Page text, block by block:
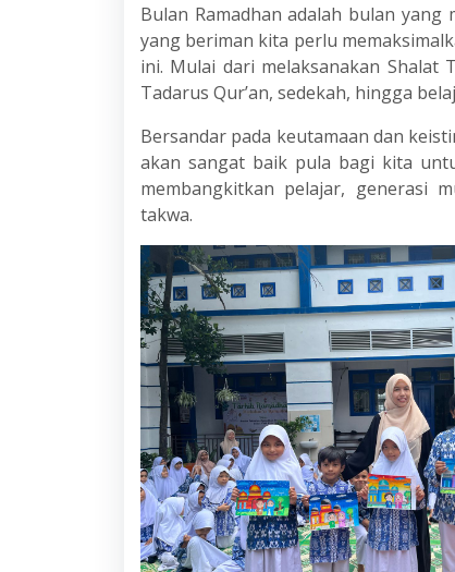
Bulan Ramadhan adalah bulan
yang beriman kita perlu
ini. Mulai dari melaksanakan Shalat
Tadarus Qur’an, sedekah, hingga
Bersandar pada keutamaan dan
akan sangat baik pula bagi kita
membangkitkan pelajar, generasi
takwa.